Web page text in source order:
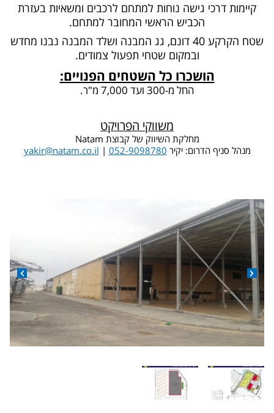
קיימות דרכי גישה נוחות למתחם לרכבים ומשאיות בעזרת
הכביש הראשי המחובר למתחם.
שטח הקרקע 40 דונם, גג המבנה ושלד המבנה נבנו מחדש
ובמקום שטחי תפעול צמודים.
הושכרו כל השטחים הפנויים:
החל מ-300 ועד 7,000 מ"ר.
משווקי הפרויקט
מחלקת השיווק של קבוצת Natam
מנהל סניף הדרום: יקיר 052-9098780
|
yakir@natam.co.il